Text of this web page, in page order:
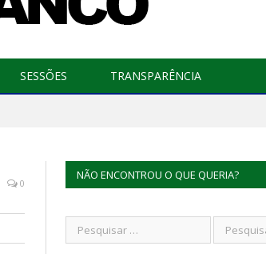
SESSÕES TRANSPARÊNCIA
0
NÃO ENCONTROU O QUE QUERIA?